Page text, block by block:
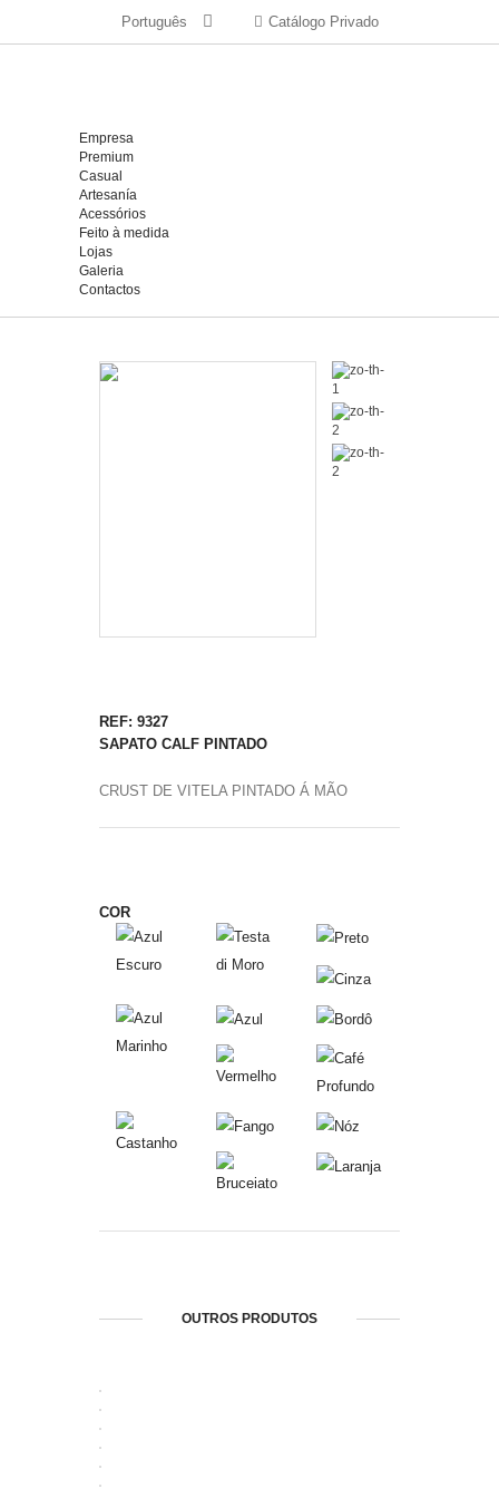
Português Catálogo Privado
Empresa
Premium
Casual
Artesanía
Acessórios
Feito à medida
Lojas
Galeria
Contactos
REF: 9327
SAPATO CALF PINTADO
CRUST DE VITELA PINTADO Á MÃO
COR
OUTROS PRODUTOS